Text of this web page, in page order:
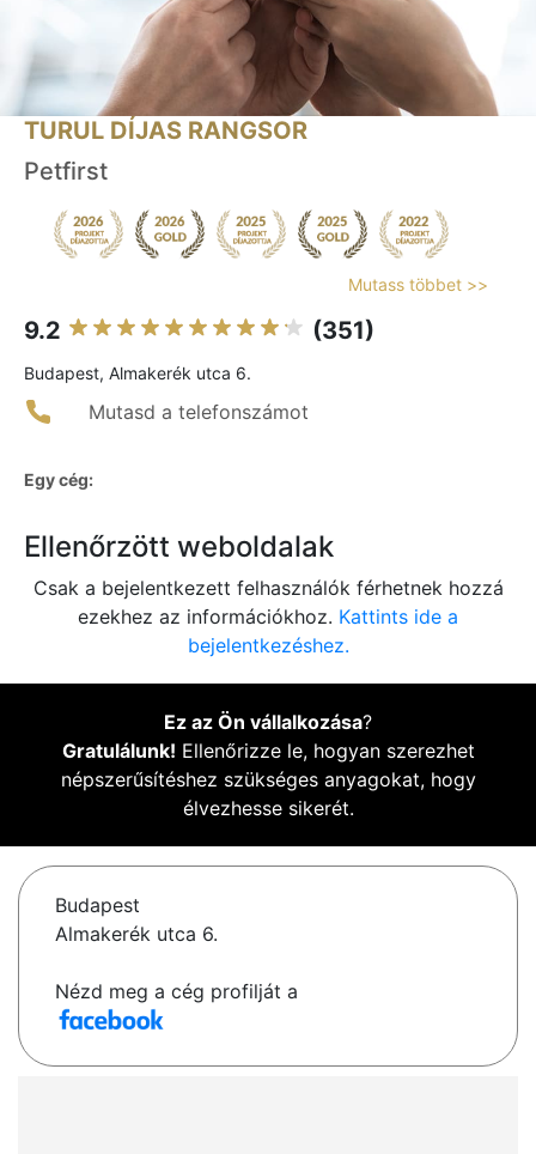
TURUL DÍJAS RANGSOR
Petfirst
Mutass többet >>
9.2 (351)
Budapest, Almakerék utca 6.
Mutasd a telefonszámot
Egy cég:
Ellenőrzött weboldalak
Csak a bejelentkezett felhasználók férhetnek hozzá
ezekhez az információkhoz. Kattints ide a
bejelentkezéshez.
Ez az Ön vállalkozása?
Gratulálunk! Ellenőrizze le, hogyan szerezhet
népszerűsítéshez szükséges anyagokat, hogy
élvezhesse sikerét.
Budapest
Almakerék utca 6.
Nézd meg a cég profilját a